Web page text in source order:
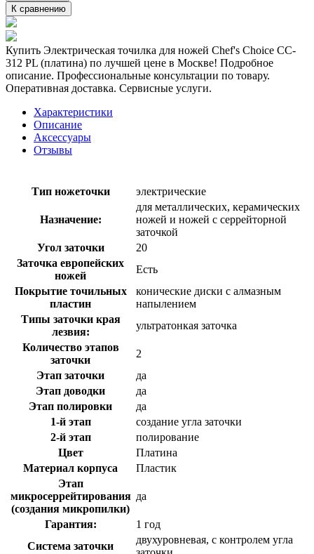
К сравнению
Купить Электрическая точилка для ножей Chef's Choice CC-
312 PL (платина) по лучшей цене в Москве! Подробное
описание. Профессиональные консультации по товару.
Оперативная доставка. Сервисные услуги.
Характеристики
Описание
Аксессуары
Отзывы
Тип ножеточки электрические
Назначение:
для металлических, керамических
ножей и ножей с серрейторной
заточкой
Угол заточки
20
Заточка европейских
ножей
Есть
Покрытие точильных
пластин
конические диски с алмазным
напылением
Типы заточки края
лезвия:
ультратонкая заточка
Количество этапов
заточки
2
Этап заточки
да
Этап доводки
да
Этап полировки
да
1-й этап
создание угла заточки
2-й этап
полирование
Цвет
Платина
Материал корпуса
Пластик
Этап
микросеррейтирования
(создания микропилки)
да
Гарантия:
1 год
Система заточки
двухуровневая, с контролем угла